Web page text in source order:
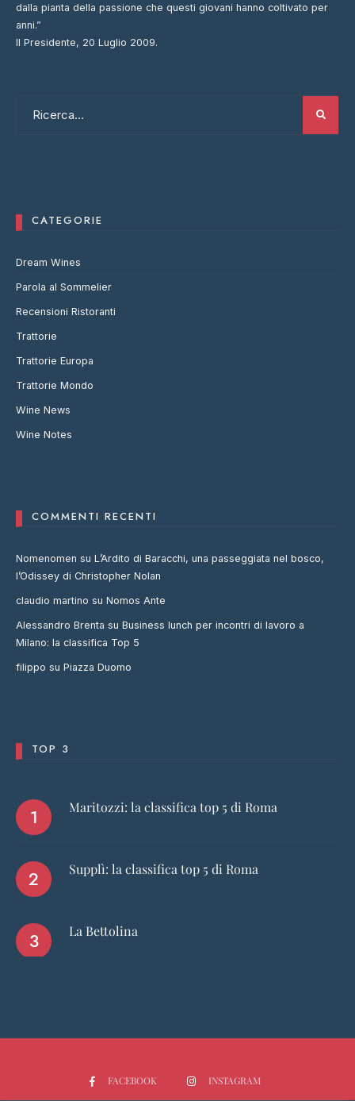
dalla pianta della passione che questi giovani hanno coltivato per
anni.”
Il Presidente, 20 Luglio 2009.
CATEGORIE
Dream Wines
Parola al Sommelier
Recensioni Ristoranti
Trattorie
Trattorie Europa
Trattorie Mondo
Wine News
Wine Notes
COMMENTI RECENTI
Nomenomen su L’Ardito di Baracchi, una passeggiata nel bosco,
l’Odissey di Christopher Nolan
claudio martino su Nomos Ante
Alessandro Brenta su Business lunch per incontri di lavoro a
Milano: la classifica Top 5
filippo su Piazza Duomo
TOP 3
Maritozzi: la classifica top 5 di Roma
Supplì: la classifica top 5 di Roma
La Bettolina
FACEBOOK INSTAGRAM